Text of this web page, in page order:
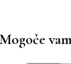
Mogoče